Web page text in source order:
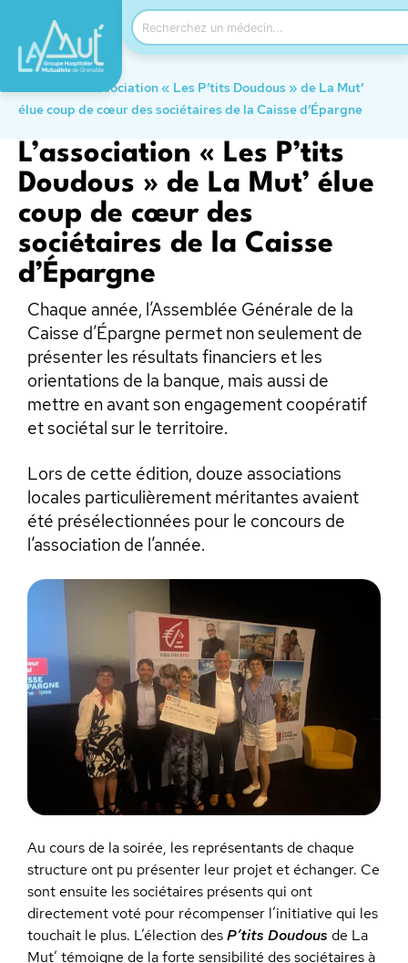
L’association « Les P’tits Doudous » de La Mut’
élue coup de cœur des sociétaires de la Caisse d’Épargne
L’association « Les P’tits
Doudous » de La Mut’ élue
coup de cœur des
sociétaires de la Caisse
d’Épargne
Chaque année, l’Assemblée Générale de la
Caisse d’Épargne permet non seulement de
présenter les résultats financiers et les
orientations de la banque, mais aussi de
mettre en avant son engagement coopératif
et sociétal sur le territoire.
Lors de cette édition, douze associations
locales particulièrement méritantes avaient
été présélectionnées pour le concours de
l’association de l’année.
Au cours de la soirée, les représentants de chaque
structure ont pu présenter leur projet et échanger. Ce
sont ensuite les sociétaires présents qui ont
directement voté pour récompenser l’initiative qui les
touchait le plus. L’élection desP’tits Doudous de La
Mut’ témoigne de la forte sensibilité des sociétaires à